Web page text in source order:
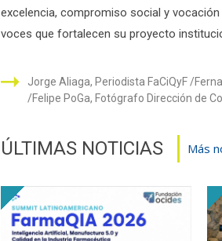
excelencia, compromiso social y
voces que fortalecen su proyecto
Jorge Aliaga, Periodista FaCiQyF
Felipe PoGa, Fotógrafo Dirección de
ÚLTIMAS NOTICIAS Más